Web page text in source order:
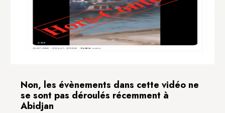
Non, les évènements dans cette vidéo ne
se sont pas déroulés récemment à
Abidjan